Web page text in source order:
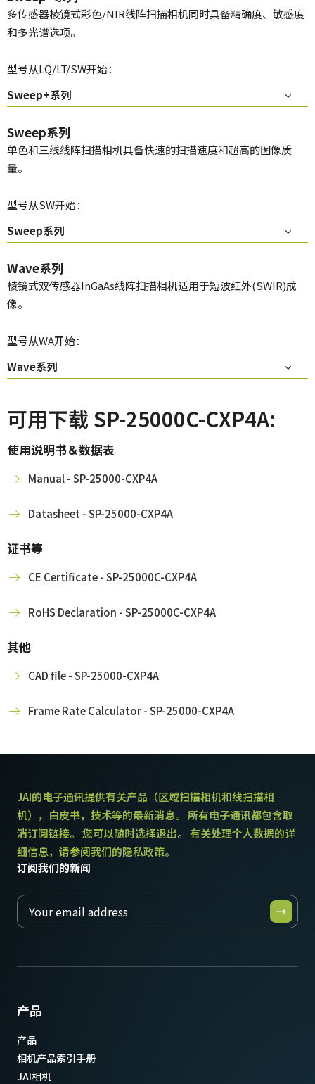
多传感器棱镜式彩色/NIR线阵扫描相机同时具备精确度、敏感度
和多光谱选项。
型号从LQ/LT/SW开始：
Sweep+系列
Sweep系列
单色和三线线阵扫描相机具备快速的扫描速度和超高的图像质
量。
型号从SW开始：
Sweep系列
Wave系列
棱镜式双传感器InGaAs线阵扫描相机适用于短波红外(SWIR)成
像。
型号从WA开始：
Wave系列
可用下载 SP-25000C-CXP4A:
使用说明书＆数据表
Manual - SP-25000-CXP4A
Datasheet - SP-25000-CXP4A
证书等
CE Certificate - SP-25000C-CXP4A
RoHS Declaration - SP-25000C-CXP4A
其他
CAD file - SP-25000-CXP4A
Frame Rate Calculator - SP-25000-CXP4A
JAI的电子通讯提供有关产品（区域扫描相机和线扫描相
机），白皮书，技术等的最新消息。 所有电子通讯都包含取
消订阅链接。 您可以随时选择退出。 有关处理个人数据的详
细信息，请参阅我们的隐私政策。
订阅我们的新闻
产品
产品
相机产品索引手册
JAI相机